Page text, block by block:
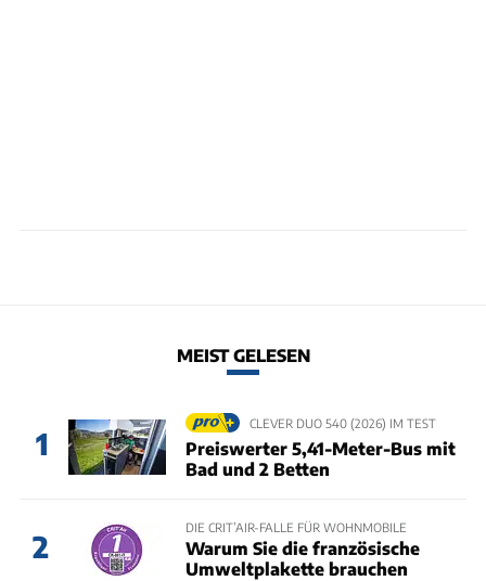
MEIST GELESEN
1
CLEVER DUO 540 (2026) IM TEST
Preiswerter 5,41-Meter-Bus mit
Bad und 2 Betten
2
DIE CRIT’AIR-FALLE FÜR WOHNMOBILE
Warum Sie die französische
Umweltplakette brauchen